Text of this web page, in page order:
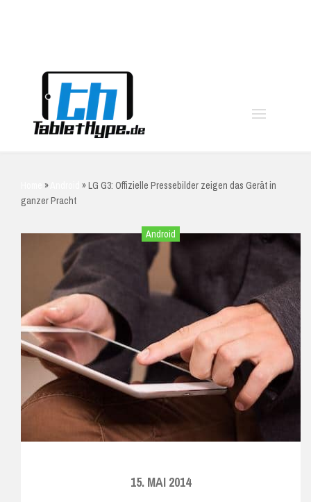
» »LG G3: Offizielle Pressebilder zeigen das Gerät in
ganzer Pracht
Android
15. MAI 2014